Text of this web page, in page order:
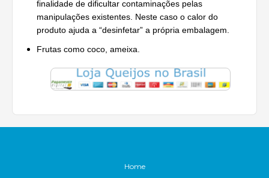
finalidade de dificultar contaminações pelas
manipulações existentes. Neste caso o calor do
produto ajuda a “desinfetar” a própria embalagem.
Frutas como coco, ameixa.
Home